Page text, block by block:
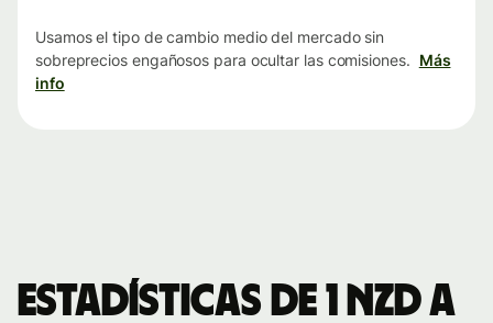
Usamos el tipo de cambio medio del mercado sin
sobreprecios engañosos para ocultar las comisiones. Más
info
Estadísticas de 1 NZD a